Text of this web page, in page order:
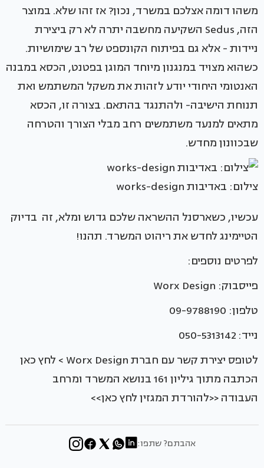
משהו דומה אצלכם במשרד, נכון? אז זהו שלא. במוצר
הזה, Sedus השקיעה מחשבה יתרה לא רק ביצירת
ניידות - אלא גם בפיתוח הקונספט של רב שימושיות.
כשהוא מצויד במנגנון מיוחד המוגן בפטנט, הכסא במבנה
האנטומי היחודי יודע לזהות את משקל המשתמש ואת
תנוחת הישיבה- ולהתנגד בהתאם. בצורה זו, הכסא
מתאים למנעד משתמשים רחב מבלי הצורך והטרחה
שבכוונון מחדש.
צילום: באדיבות works-design
עכשיו, כשארסנל ההשראה שלכם גדוש ומלא, זה בדיוק
הטיימינג לחדש את ריהוט המשרד. תהנו!
לפרטים נוספים:
פייסבוק: Worx Design
טלפון: 09-9788190
נייד: 050-5313142
לטופס יצירת קשר עם חברת Worx Design > לחץ כאן
הכתבה מתוך גיליון 161 בנושא המשרד ומרחב
העבודה <<להורדת המגזין לחץ כאן>>
אהבתם? שתפו: